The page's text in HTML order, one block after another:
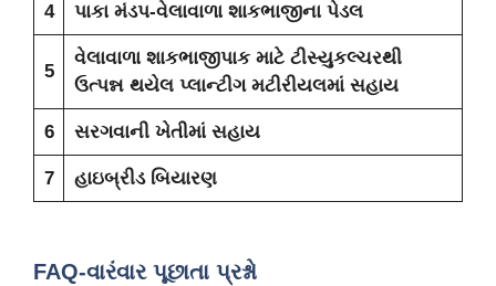
4 પાકા મંડપ-વેલાવાળા શાકભાજીના પેડલ
5
વેલાવાળા શાકભાજીપાક માટે ટીસ્યુકલ્ચરથી
ઉત્પન્ન થયેલ પ્લાન્ટીગ મટીરીયલમાં સહાય
6 સરગવાની ખેતીમાં સહાય
7 હાઇબ્રીડ બિયારણ
FAQ-વારંવાર પૂછાતા પ્રશ્નો